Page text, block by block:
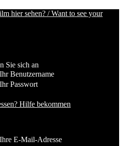
hier sehen? / Want to see your
Sie sich an
Ihr Benutzername
Ihr Passwort
Hilfe bekommen
Ihre E-Mail-Adresse